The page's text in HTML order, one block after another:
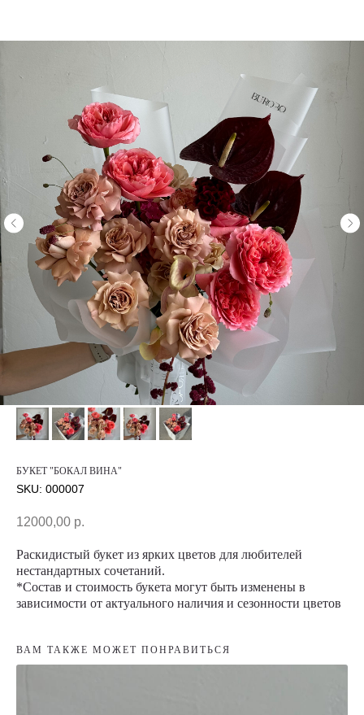
БУКЕТ "БОКАЛ ВИНА"
SKU: 000007
12000,00 р.
Раскидистый букет из ярких цветов для любителей
нестандартных сочетаний.
*Состав и стоимость букета могут быть изменены в
зависимости от актуального наличия и сезонности цветов
ВАМ ТАКЖЕ МОЖЕТ ПОНРАВИТЬСЯ